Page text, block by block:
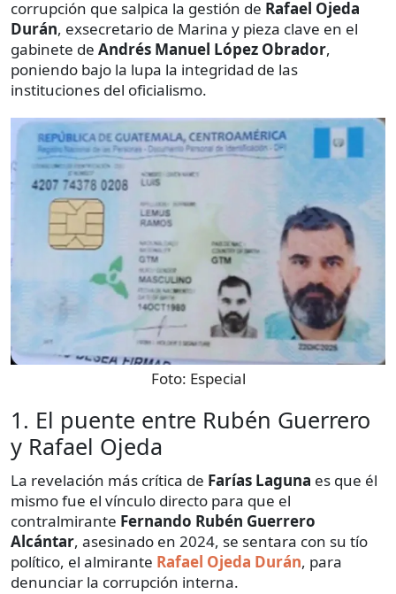
corrupción que salpica la gestión de Rafael Ojeda
Durán, exsecretario de Marina y pieza clave en el
gabinete de Andrés Manuel López Obrador,
poniendo bajo la lupa la integridad de las
instituciones del oficialismo.
Foto: Especial
1. El puente entre Rubén Guerrero
y Rafael Ojeda
La revelación más crítica de Farías Laguna es que él
mismo fue el vínculo directo para que el
contralmirante Fernando Rubén Guerrero
Alcántar, asesinado en 2024, se sentara con su tío
político, el almirante Rafael Ojeda Durán, para
denunciar la corrupción interna.